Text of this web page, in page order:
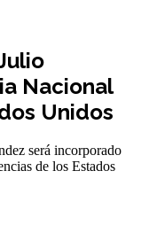
Nacional
Unidos
será incorporado
de los Estados